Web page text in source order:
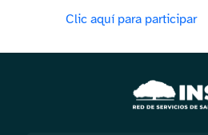
Clic aquí para participar